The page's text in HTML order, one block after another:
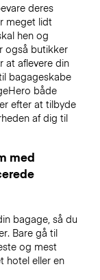
deres
meget lidt
hen og
også butikker
at aflevere din
bagageskabe
både
efter at tilbyde
af dig til
med
bagage, så du
Bare gå til
og mest
hotel eller en